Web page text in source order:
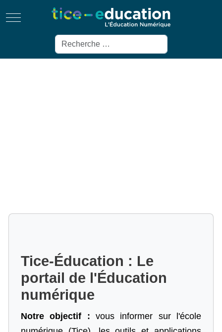
Mobile Menu Toggle
Rechercher
Tice-Éducation : Le
portail de l'Éducation
numérique
Notre objectif : vous informer sur l'école